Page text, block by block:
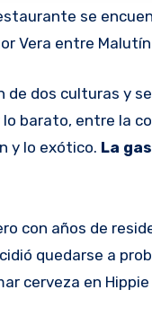
se
Vera entre Malutín
barato, entre la
y lo exótico. La
con años de
quedarse a
cerveza en Hippie